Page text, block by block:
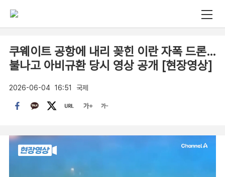
쿠웨이트 공항에 내리 꽂힌 이란 자폭 드론…
불나고 아비규환 당시 영상 공개 [현장영상]
2026-06-04 16:51 국제